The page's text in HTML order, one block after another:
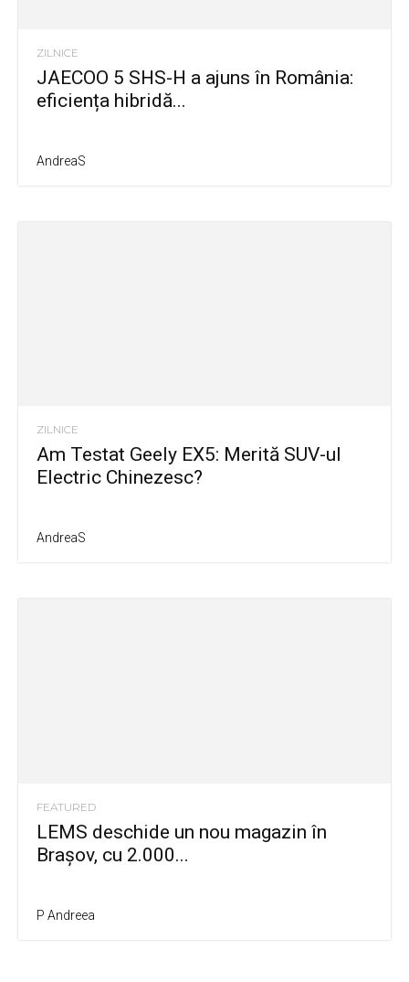
ZILNICE
JAECOO 5 SHS-H a ajuns în România:
eficiența hibridă...
AndreaS
ZILNICE
Am Testat Geely EX5: Merită SUV-ul
Electric Chinezesc?
AndreaS
FEATURED
LEMS deschide un nou magazin în
Brașov, cu 2.000...
P Andreea